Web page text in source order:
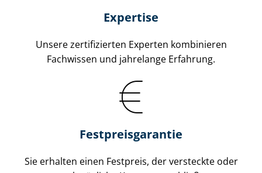
Expertise
Unsere zertifizierten Experten kombinieren
Fachwissen und jahrelange Erfahrung.
Fest­preis­ga­ran­tie
Sie erhalten einen Festpreis, der versteckte oder